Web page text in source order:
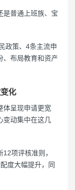
是普通上班族、宝
政策、4条主流申
、布局教育和资产
化
体呈现申请更宽
变动集中在这几
项评核准则，
度大幅提升，同